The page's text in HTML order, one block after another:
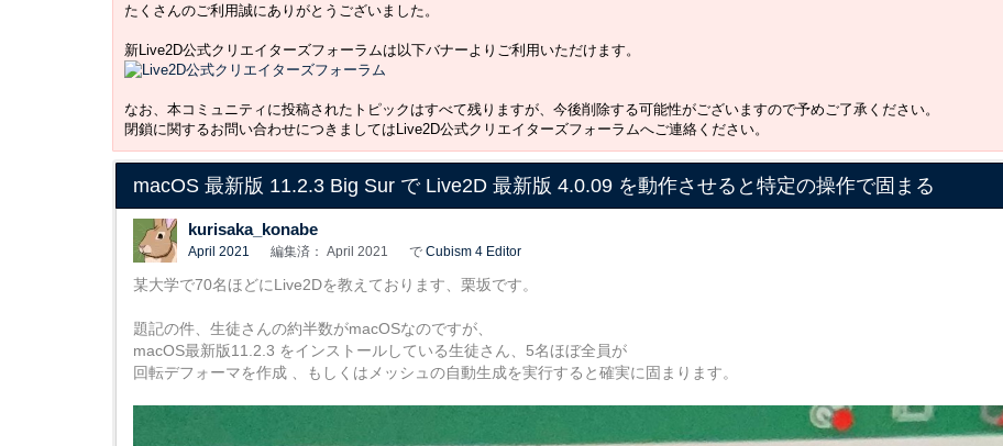
たくさんのご利用誠にありがとうございました。
新Live2D公式クリエイターズフォーラムは以下バナーよりご利用いただけます。
なお、本コミュニティに投稿されたトピックはすべて残りますが、今後削除する可能性がございますので予めご了承ください。
閉鎖に関するお問い合わせにつきましてはLive2D公式クリエイターズフォーラムへご連絡ください。
macOS 最新版 11.2.3 Big Sur で Live2D 最新版 4.0.09 を動作させると特定の操作で固まる
kurisaka_konabe
April 2021 編集済： April 2021 で Cubism 4 Editor
某大学で70名ほどにLive2Dを教えております、栗坂です。
題記の件、生徒さんの約半数がmacOSなのですが、
macOS最新版11.2.3 をインストールしている生徒さん、5名ほぼ全員が
回転デフォーマを作成 、もしくはメッシュの自動生成を実行すると確実に固まります。